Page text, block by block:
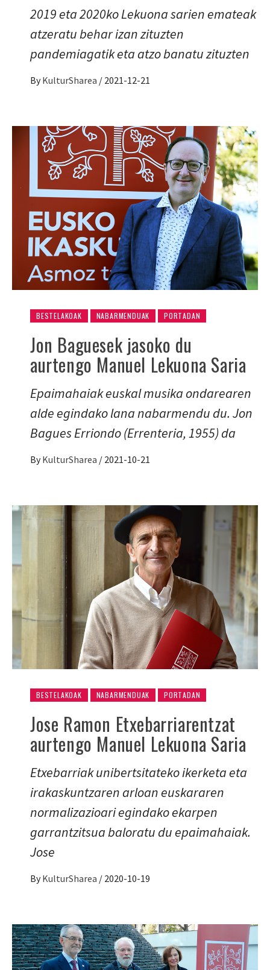
2019 eta 2020ko Lekuona sarien emateak
atzeratu behar izan zituzten
pandemiagatik eta atzo banatu zituzten
By KulturSharea / 2021-12-21
BESTELAKOAK NABARMENDUAK PORTADAN
Jon Baguesek jasoko du
aurtengo Manuel Lekuona Saria
Epaimahaiak euskal musika ondarearen
alde egindako lana nabarmendu du. Jon
Bagues Erriondo (Errenteria, 1955) da
By KulturSharea / 2021-10-21
BESTELAKOAK NABARMENDUAK PORTADAN
Jose Ramon Etxebarriarentzat
aurtengo Manuel Lekuona Saria
Etxebarriak unibertsitateko ikerketa eta
irakaskuntzaren arloan euskararen
normalizazioari egindako ekarpen
garrantzitsua baloratu du epaimahaiak.
Jose
By KulturSharea / 2020-10-19